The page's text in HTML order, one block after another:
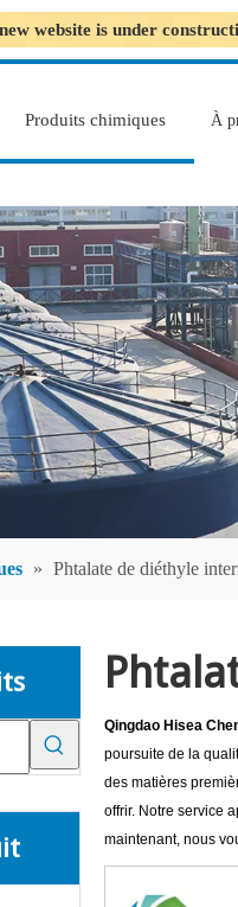
website is under
Produits chimiques À
» Phtalate de diéthyle
Qingdao Hisea
poursuite de la
des matières
offrir. Notre service
maintenant, nous